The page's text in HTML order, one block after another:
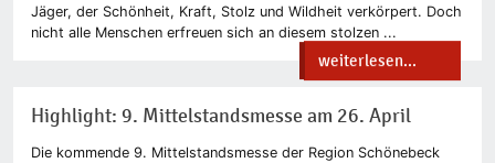
Jäger, der Schönheit, Kraft, Stolz und Wildheit verkörpert. Doch
nicht alle Menschen erfreuen sich an diesem stolzen ...
weiterlesen...
Highlight: 9. Mittelstandsmesse am 26. April
Die kommende 9. Mittelstandsmesse der Region Schönebeck